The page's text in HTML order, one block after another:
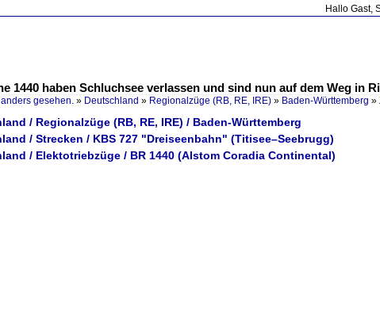
Hallo Gast,
1440 haben Schluchsee verlassen und sind nun auf dem Weg in
gesehen. » Deutschland » Regionalzüge (RB, RE, IRE) » Baden-Württemberg »
/ Regionalzüge (RB, RE, IRE) / Baden-Württemberg
/ Strecken / KBS 727 "Dreiseenbahn" (Titisee–Seebrugg)
/ Elektotriebzüge / BR 1440 (Alstom Coradia Continental)